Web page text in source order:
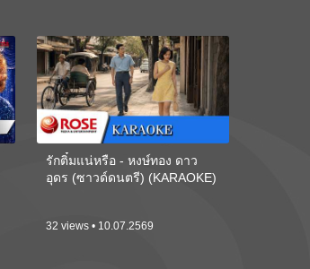
รักติ๋มแน่หรือ - หงษ์ทอง ดาว
อุดร (ซาวด์ดนตรี) (KARAOKE)
32 views • 10.07.2569